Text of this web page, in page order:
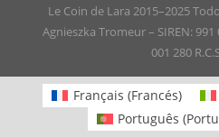
Le Coin de Lara 2015–2025
Agnieszka Tromeur – SIREN: 991
001 280
Français (Francés)
Português (